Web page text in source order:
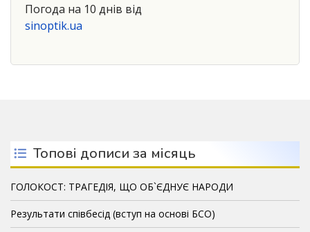
Погода на 10 днів від
sinoptik.ua
Топові дописи за місяць
ГОЛОКОСТ: ТРАГЕДІЯ, ЩО ОБ`ЄДНУЄ НАРОДИ
Результати співбесід (вступ на основі БСО)